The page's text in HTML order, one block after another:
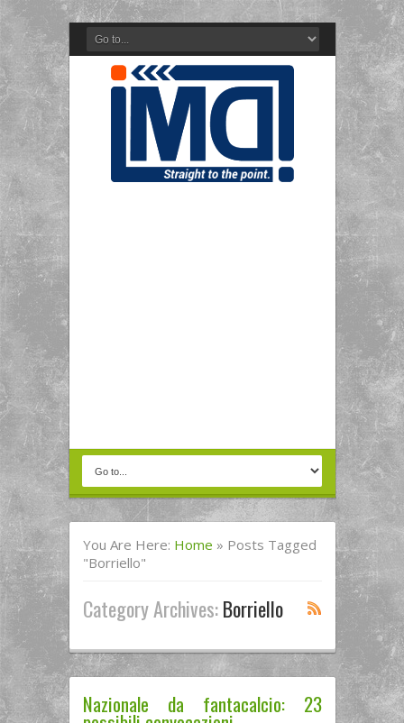
You Are Here: Home » Posts Tagged
"Borriello"
Category Archives:Borriello
Nazionale da fantacalcio: 23